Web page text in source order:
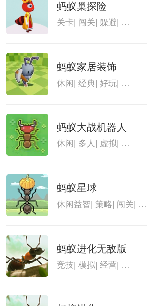
蚂蚁巢探险
关卡 闯关 |躲避 蚂蚁
蚂蚁家居装饰
休闲|经典|好玩| 蚂蚁
蚂蚁大战机器人
休闲 多人 虚拟 蚂蚁
蚂蚁星球
休闲益智|策略| 闯关|
蚂蚁进化无敌版
竞技|模拟|经营| 蚂蚁